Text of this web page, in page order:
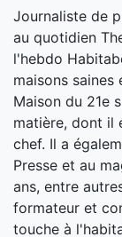
Journaliste de
au quotidien
l'hebdo
maisons saines
Maison du 21e
matière, dont il
chef. Il a
Presse et au
ans, entre
formateur et
touche à